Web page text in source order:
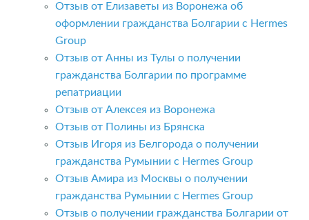
Отзыв от Елизаветы из Воронежа об
оформлении гражданства Болгарии с Hermes
Group
Отзыв от Анны из Тулы о получении
гражданства Болгарии по программе
репатриации
Отзыв от Алексея из Воронежа
Отзыв от Полины из Брянска
Отзыв Игоря из Белгорода о получении
гражданства Румынии с Hermes Group
Отзыв Амира из Москвы о получении
гражданства Румынии с Hermes Group
Отзыв о получении гражданства Болгарии от